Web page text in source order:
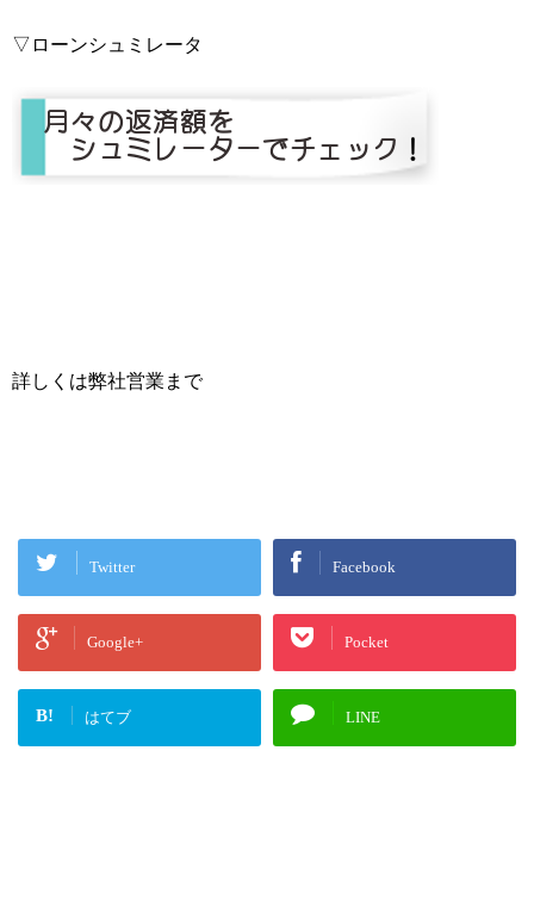
▽ローンシュミレータ
詳しくは弊社営業まで
Twitter Facebook
Google+ Pocket
B! はてブ LINE